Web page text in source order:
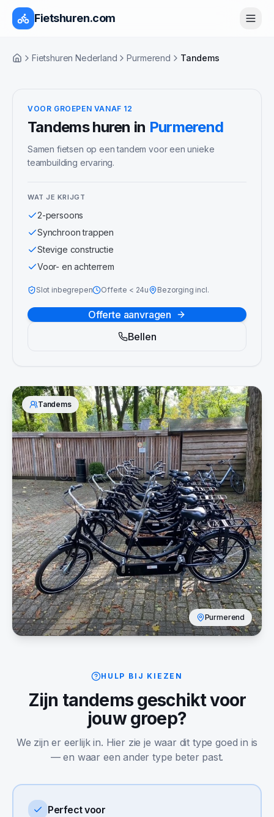
Fietshuren.com
HomeFietshuren Nederland Purmerend Tandems
Tandems
Purmerend
VOOR GROEPEN VANAF 12
Tandemshuren in Purmerend
Samen fietsen op een tandem voor een unieke
teambuilding ervaring.
WAT JE KRIJGT
2-persoons
Synchroon trappen
Stevige constructie
Voor- en achterrem
Slot inbegrepen Offerte < 24u Bezorging incl.
Offerte aanvragen
Bellen
HULP BIJ KIEZEN
Zijn tandemsgeschikt voor
jouw groep?
We zijn er eerlijk in. Hier zie je waar dit type goed in is
— en waar een ander type beter past.
Perfect voor